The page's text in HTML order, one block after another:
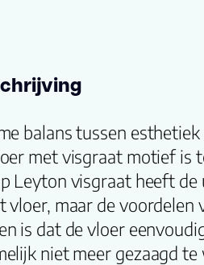
balans tussen
met visgraat motief is
Leyton visgraat heeft
vloer, maar de voordelen
is dat de vloer
niet meer gezaagd te